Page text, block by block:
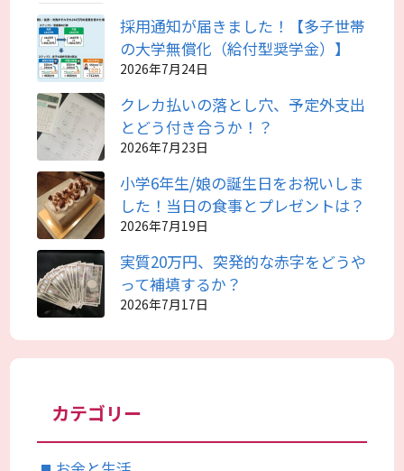
採用通知が届きました！【多子世帯
の大学無償化（給付型奨学金）】
2026年7月24日
クレカ払いの落とし穴、予定外支出
とどう付き合うか！？
2026年7月23日
小学6年生/娘の誕生日をお祝いしま
した！当日の食事とプレゼントは？
2026年7月19日
実質20万円、突発的な赤字をどうや
って補填するか？
2026年7月17日
カテゴリー